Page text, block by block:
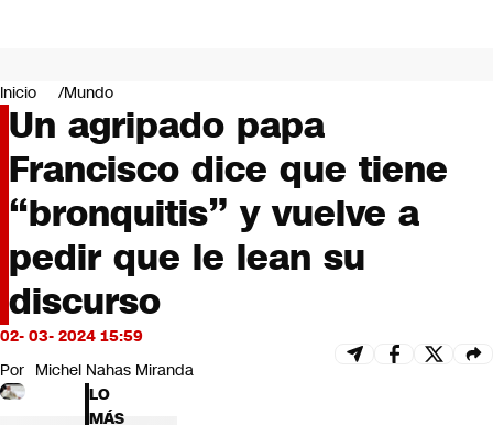
Negocios
Deportes
Programas completos
Cultura
Servicios
Bits
CNN tiempo
Futuro 360
Opinión
Inicio Mundo
Un agripado papa
Francisco dice que tiene
“bronquitis” y vuelve a
pedir que le lean su
discurso
02- 03- 2024 15:59
Por Michel Nahas Miranda
LO
MÁS